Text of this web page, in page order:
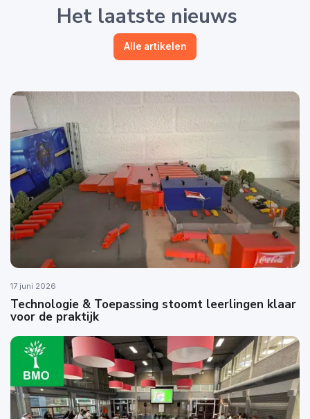
Het laatste nieuws
Alle artikelen
17 juni 2026
Technologie & Toepassing stoomt leerlingen klaar
voor de praktijk